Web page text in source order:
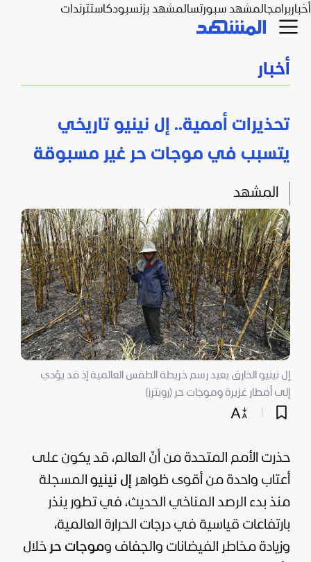
أخباربرامجالمشهد سبورتسالمشهد بزنسبودكاستترندات
أخبار
تحذيرات أممية.. إل نينيو تاريخي
يتسبب في موجات حر غير مسبوقة
المشهد
إل نينيو الخارق يعيد رسم خريطة الطقس العالمية إذ قد يؤدي
إلى أمطار غزيرة وموجات حر (رويترز)
حذرت الأمم المتحدة من أنّ العالم، قد يكون على
أعتاب واحدة من أقوى ظواهر
إل نينيو المسجلة
منذ بدء الرصد المناخي الحديث، في تطور ينذر
بارتفاعات قياسية في درجات الحرارة العالمية،
وزيادة مخاطر الفيضانات والجفاف وموجات حر خلال